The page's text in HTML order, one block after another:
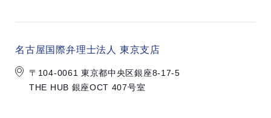
名古屋国際弁理士法人 東京支店
〒104-0061 東京都中央区銀座8-17-5
THE HUB 銀座OCT 407号室